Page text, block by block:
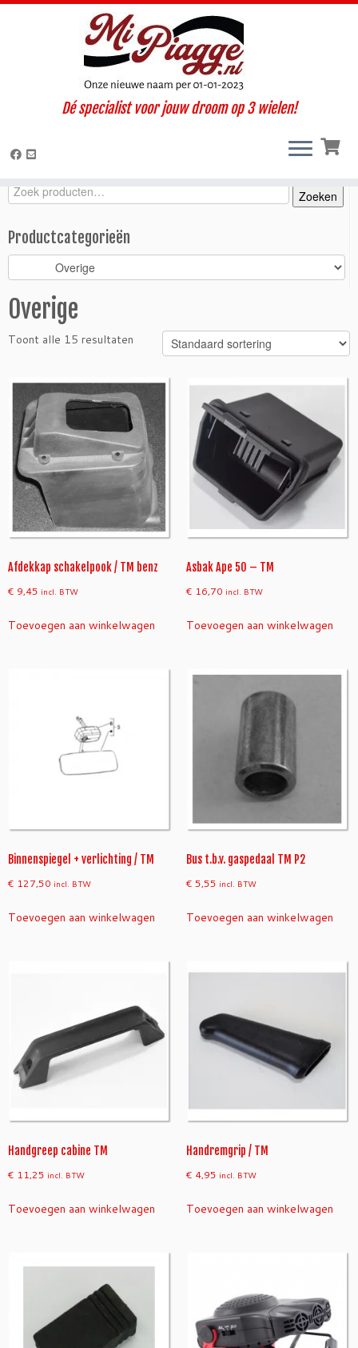
Dé specialist voor jouw droom op 3 wielen!
Onderdelen / accessoires » Ape TM » TM benzine (1997-
Zoeken
Zoeken
naar:
Zoeken
Productcategorieën
Overige
Toont alle 15 resultaten
Afdekkap schakelpook / TM benz
€ 9,45 incl. BTW
Toevoegen aan winkelwagen
Asbak Ape 50 – TM
€ 16,70 incl. BTW
Toevoegen aan winkelwagen
Binnenspiegel + verlichting / TM
€ 127,50 incl. BTW
Toevoegen aan winkelwagen
Bus t.b.v. gaspedaal TM P2
€ 5,55 incl. BTW
Toevoegen aan winkelwagen
Handgreep cabine TM
€ 11,25 incl. BTW
Toevoegen aan winkelwagen
Handremgrip / TM
€ 4,95 incl. BTW
Toevoegen aan winkelwagen